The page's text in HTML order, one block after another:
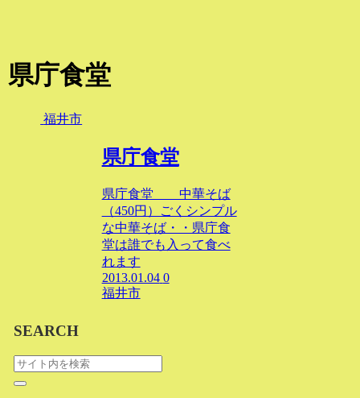
県庁食堂
福井市
県庁食堂
県庁食堂 中華そば
（450円）ごくシンプル
な中華そば・・県庁食
堂は誰でも入って食べ
れます
2013.01.04 0
福井市
SEARCH